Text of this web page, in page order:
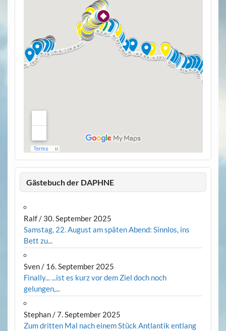
Gästebuch der DAPHNE
Ralf/ 30. September 2025
Samstag, 22. August am späten Abend: Sinnlos, ins
Bett zu...
Sven/ 16. September 2025
Finally... ...ist es kurz vor dem Ziel doch noch
gelungen,...
Stephan/7. September 2025
Zum dritten Mal nach einem Stück Antlantik entlang